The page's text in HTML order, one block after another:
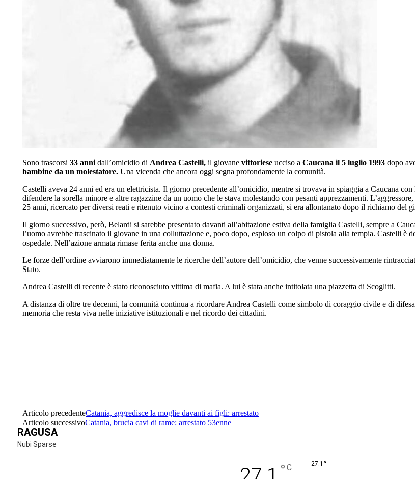
Sono trascorsi 33 anni dall’omicidio di Andrea Castelli, il giovane vittoriese ucciso a Caucana il 5 luglio 1993 dopo
bambine da un molestatore. Una vicenda che ancora oggi segna profondamente la comunità.
Castelli aveva 24 anni ed era un elettricista. Il giorno precedente all’omicidio, mentre si trovava in spiaggia a Caucana
difendere la sorella minore e altre ragazzine da un uomo che le stava molestando con pesanti apprezzamenti.
25 anni, ricercato per diversi reati e ritenuto vicino a contesti criminali organizzati, si era allontanato dopo il richiamo del
Il giorno successivo, però, Belardi si sarebbe presentato davanti all’abitazione estiva della famiglia Castelli, sempre a
l’uomo avrebbe trascinato il giovane in una colluttazione e, poco dopo, esploso un colpo di pistola alla tempia. Castelli è
ospedale. Nell’azione armata rimase ferita anche una donna.
Le forze dell’ordine avviarono immediatamente le ricerche dell’autore dell’omicidio, che venne successivamente
Stato.
Andrea Castelli di recente è stato riconosciuto vittima di mafia. A lui è stata anche intitolata una piazzetta di Scoglitti.
A distanza di oltre tre decenni, la comunità continua a ricordare Andrea Castelli come simbolo di coraggio civile e di
memoria che resta viva nelle iniziative istituzionali e nel ricordo dei cittadini.
Articolo precedenteCatania, aggredisce la moglie davanti ai figli: arrestato
Articolo successivoCatania, brucia cavi di rame: arrestato 53enne
RAGUSA
Nubi Sparse
° C 27.1 °